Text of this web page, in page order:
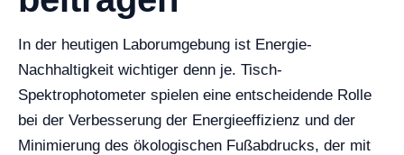
In der heutigen Laborumgebung ist Energie-
Nachhaltigkeit wichtiger denn je. Tisch-
Spektrophotometer spielen eine entscheidende Rolle
bei der Verbesserung der Energieeffizienz und der
Minimierung des ökologischen Fußabdrucks, der mit